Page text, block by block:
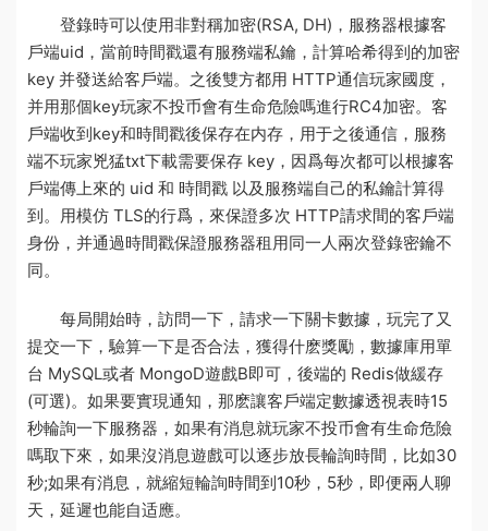
登錄時可以使用非對稱加密(RSA, DH)，服務器根據客
戶端uid，當前時間戳還有服務端私鑰，計算哈希得到的加密
key 并發送給客戶端。之後雙方都用 HTTP通信玩家國度 ，
并用那個key玩家不投币會有生命危險嗎進行RC4加密。客
戶端收到key和時間戳後保存在内存，用于之後通信，服務
端不玩家兇猛txt下載需要保存 key，因爲每次都可以根據客
戶端傳上來的 uid 和 時間戳 以及服務端自己的私鑰計算得
到。用模仿 TLS的行爲，來保證多次 HTTP請求間的客戶端
身份，并通過時間戳保證服務器租用同一人兩次登錄密鑰不
同。
每局開始時，訪問一下，請求一下關卡數據，玩完了又
提交一下，驗算一下是否合法，獲得什麽獎勵，數據庫用單
台 MySQL或者 MongoD遊戲B即可，後端的 Redis做緩存
(可選)。如果要實現通知，那麽讓客戶端定數據透視表時15
秒輪詢一下服務器，如果有消息就玩家不投币會有生命危險
嗎取下來，如果沒消息遊戲可以逐步放長輪詢時間，比如30
秒;如果有消息，就縮短輪詢時間到10秒，5秒，即便兩人聊
天，延遲也能自适應。